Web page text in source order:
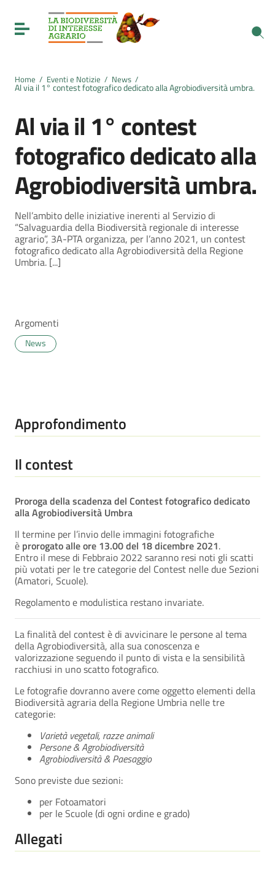
Vai al menu di navigazione
Vai al footer
Toggle navigation
Home / Eventi e Notizie / News /
Al via il 1° contest fotografico dedicato alla Agrobiodiversità umbra.
Al via il 1° contest
fotografico dedicato alla
Agrobiodiversità umbra.
Nell’ambito delle iniziative inerenti al Servizio di
“Salvaguardia della Biodiversità regionale di interesse
agrario”, 3A-PTA organizza, per l’anno 2021, un contest
fotografico dedicato alla Agrobiodiversità della Regione
Umbria. [...]
Argomenti
News
Approfondimento
Il contest
Proroga della scadenza del Contest fotografico dedicato
alla Agrobiodiversità Umbra
Il termine per l’invio delle immagini fotografiche
è prorogato alle ore 13.00 del 18 dicembre 2021.
Entro il mese di Febbraio 2022 saranno resi noti gli scatti
più votati per le tre categorie del Contest nelle due Sezioni
(Amatori, Scuole).
Regolamento e modulistica restano invariate.
La finalità del contest è di avvicinare le persone al tema
della Agrobiodiversità, alla sua conoscenza e
valorizzazione seguendo il punto di vista e la sensibilità
racchiusi in uno scatto fotografico.
Le fotografie dovranno avere come oggetto elementi della
Biodiversità agraria della Regione Umbria nelle tre
categorie:
Varietà vegetali, razze animali
Persone & Agrobiodiversità
Agrobiodiversità & Paesaggio
Sono previste due sezioni:
per Fotoamatori
per le Scuole (di ogni ordine e grado)
Allegati